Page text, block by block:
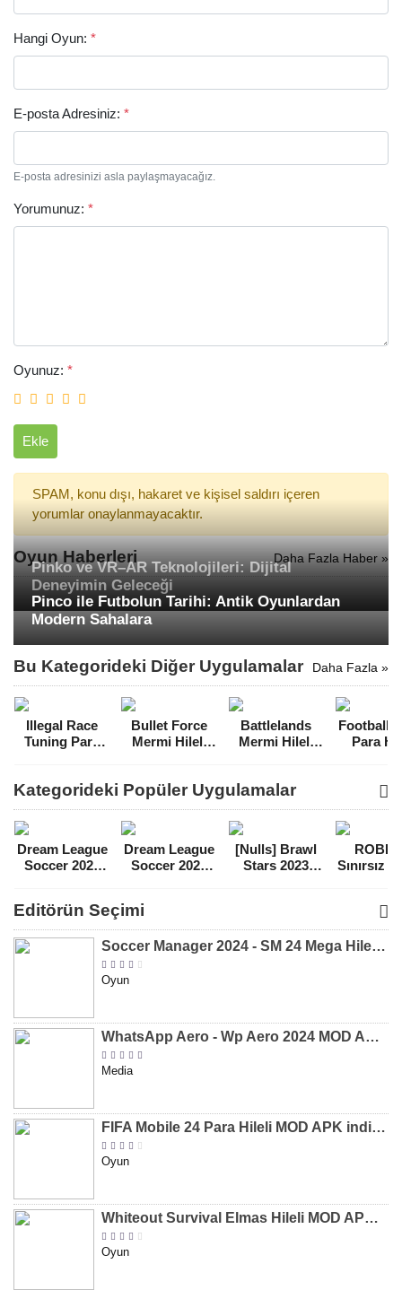
Hangi Oyun: *
E-posta Adresiniz: *
E-posta adresinizi asla paylaşmayacağız.
Yorumunuz: *
Oyunuz: *
Ekle
SPAM, konu dışı, hakaret ve kişisel saldırı içeren
yorumlar onaylanmayacaktır.
Oyun Haberleri Daha Fazla Haber »
Pinko ve VR–AR Teknolojileri: Dijital
Deneyimin Geleceği
Pinco ile Futbolun Tarihi: Antik Oyunlardan
Modern Sahalara
Bu Kategorideki Diğer Uygulamalar Daha Fazla »
Illegal Race
Tuning Para
Bullet Force
Mermi Hileli
Battlelands
Mermi Hileli
Football
Para
Kategorideki Popüler Uygulamalar
Dream League
Soccer 2021
[v8.31]
Dream League
Soccer 2022
[Nulls] Brawl
Stars 2023
Sınırsız
Editörün Seçimi
Soccer Manager 2024 - SM 24 Mega Hileli MOD APK indir [v3.0.0]
Oyun
WhatsApp Aero - Wp Aero 2024 MOD APK indir [v10.0.2]
Media
FIFA Mobile 24 Para Hileli MOD APK indir [v20.1.02]
Oyun
Whiteout Survival Elmas Hileli MOD APK indir [v1.13.1]
Oyun